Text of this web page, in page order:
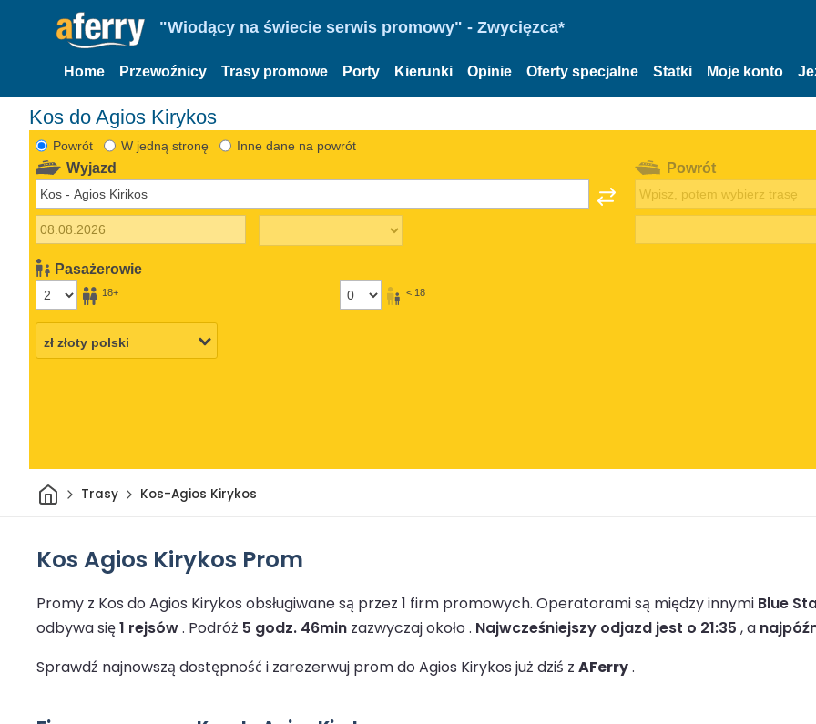
"Wiodący na świecie serwis promowy" - Zwycięzca*
Home Przewoźnicy Trasy promowe Porty Kierunki Opinie Oferty specjalne Statki Moje konto
Kos do Agios Kirykos
Powrót W jedną stronę Inne dane na powrót
Wyjazd
Pasażerowie
18+ < 18
Powrót
DomTrasy Kos-Agios Kirykos
Kos Agios Kirykos Prom
Promy z Kos do Agios Kirykos obsługiwane są przez 1 firm promowych. Operatorami są między innymi Blue
odbywa się1 rejsów. Podróż 5 godz. 46min zazwyczaj około . Najwcześniejszy odjazd jest o 21:35 , a
Sprawdź najnowszą dostępność i zarezerwuj prom do Agios Kirykos już dziś z AFerry.